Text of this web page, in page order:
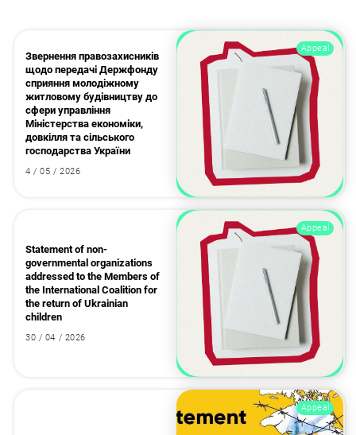
Appeal
Звернення правозахисників
щодо передачі Держфонду
сприяння молодіжному
житловому будівництву до
сфери управління
Міністерства економіки,
довкілля та сільського
господарства України
4 / 05 / 2026
Appeal
Statement of non-
governmental organizations
addressed to the Members of
the International Coalition for
the return of Ukrainian
children
30 / 04 / 2026
Appeal